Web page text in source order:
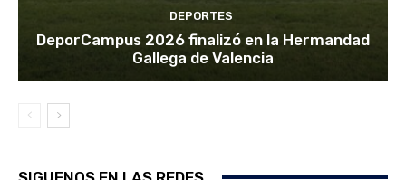
DEPORTES
DeporCampus 2026 finalizó en la Hermandad
Gallega de Valencia